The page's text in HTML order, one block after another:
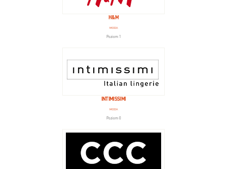
H&M
MODA
Poziom 1
INTIMISSIMI
MODA
Poziom 0